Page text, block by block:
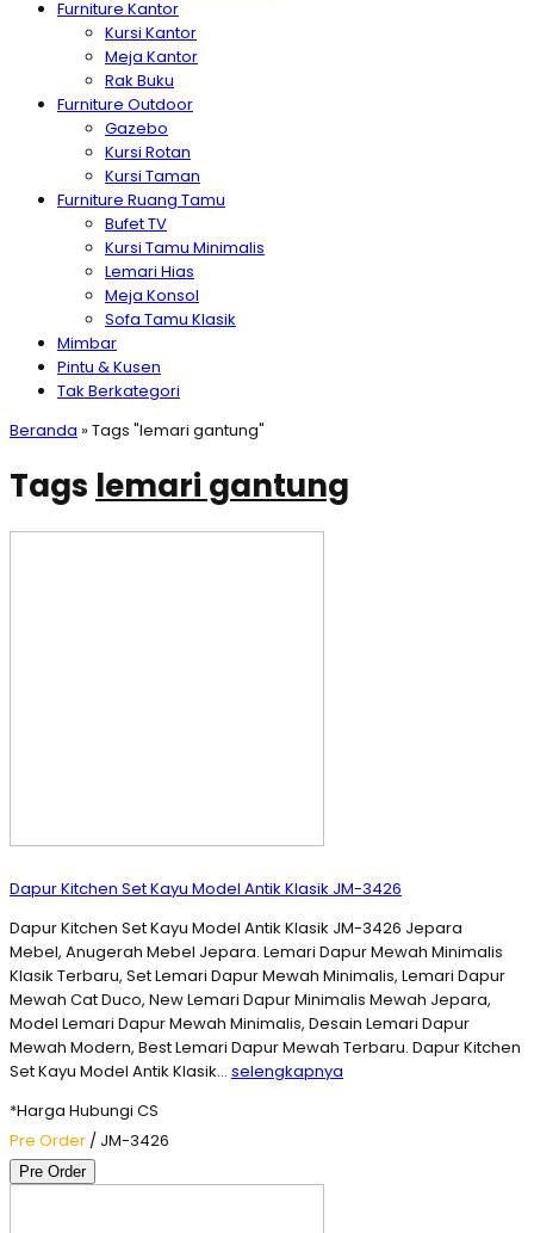
Furniture Kantor
Kursi Kantor
Meja Kantor
Rak Buku
Furniture Outdoor
Gazebo
Kursi Rotan
Kursi Taman
Furniture Ruang Tamu
Bufet TV
Kursi Tamu Minimalis
Lemari Hias
Meja Konsol
Sofa Tamu Klasik
Mimbar
Pintu & Kusen
Tak Berkategori
Beranda »Tags "lemari gantung"
Tags lemari gantung
Dapur Kitchen Set Kayu Model Antik Klasik JM-3426
Dapur Kitchen Set Kayu Model Antik Klasik JM-3426 Jepara
Mebel, Anugerah Mebel Jepara. Lemari Dapur Mewah Minimalis
Klasik Terbaru, Set Lemari Dapur Mewah Minimalis, Lemari Dapur
Mewah Cat Duco, New Lemari Dapur Minimalis Mewah Jepara,
Model Lemari Dapur Mewah Minimalis, Desain Lemari Dapur
Mewah Modern, Best Lemari Dapur Mewah Terbaru. Dapur Kitchen
Set Kayu Model Antik Klasik… selengkapnya
*Harga Hubungi CS
Pre Order / JM-3426
Pre Order